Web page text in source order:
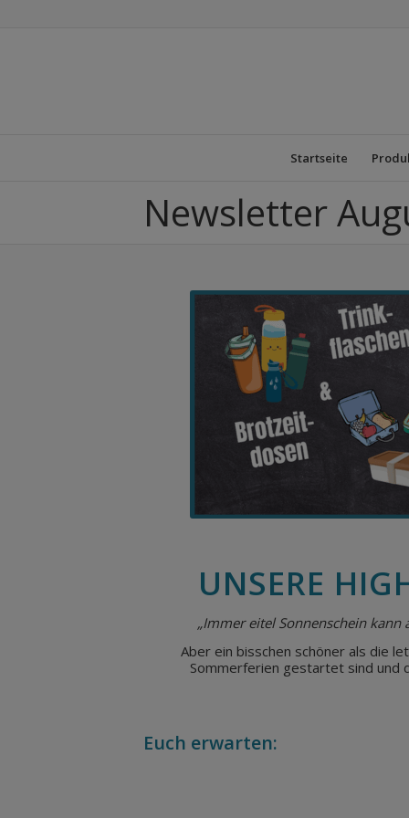
Startseite
Newsletter
UNSERE
„Immer eitel Sonnenschein kann
Aber ein bisschen schöner als die
Sommerferien gestartet sind und
Euch erwarten: